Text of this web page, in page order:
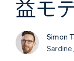
ージ
Checkout
構築済み決済
Elements
柔軟な UI コン
ポーネント
益モ
Simon